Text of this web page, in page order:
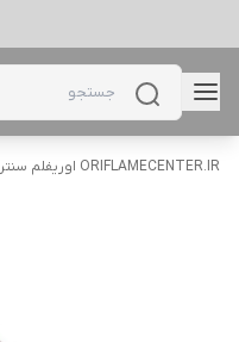
ORIFLAMECENTER.IR اوریفلم سنتر